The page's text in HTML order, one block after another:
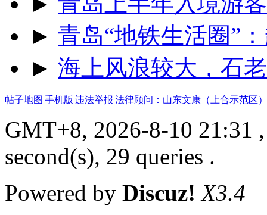
► 青岛“地铁生活圈”
► 海上风浪较大，石
帖子地图|手机版|违法举报|法律顾问：山东文康（上合示范区
GMT+8, 2026-8-10 21:31
second(s), 29 queries .
Powered by Discuz! X3.4